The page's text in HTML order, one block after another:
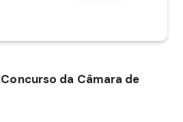
Concurso da Câmara de